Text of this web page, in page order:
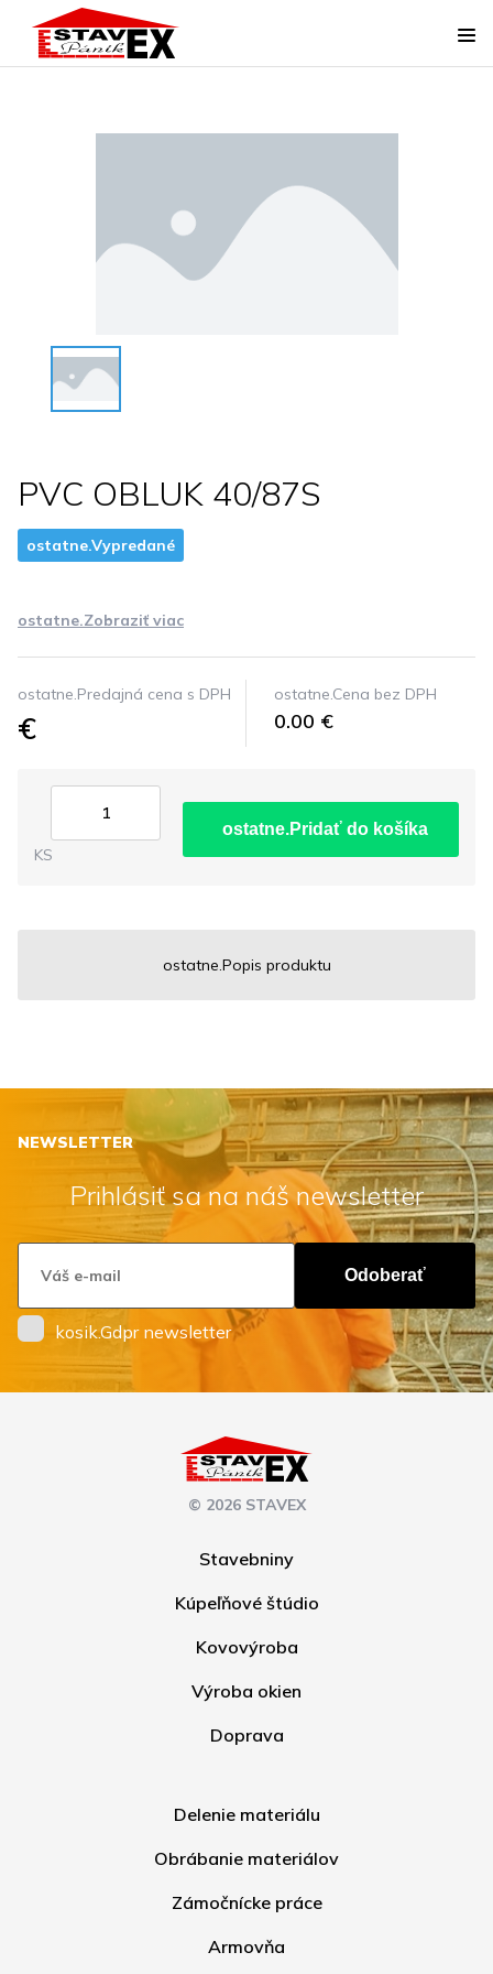
PVC OBLUK 40/87S
ostatne.Vypredané
ostatne.Zobraziť viac
ostatne.Predajná cena s DPH
€
ostatne.Cena bez DPH
0.00 €
KS
ostatne.Pridať do košíka
ostatne.Popis produktu
NEWSLETTER
Prihlásiť sa na náš newsletter
Odoberať
kosik.Gdpr newsletter
© 2026 STAVEX
Stavebniny
Kúpeľňové štúdio
Kovovýroba
Výroba okien
Doprava
Delenie materiálu
Obrábanie materiálov
Zámočnícke práce
Armovňa